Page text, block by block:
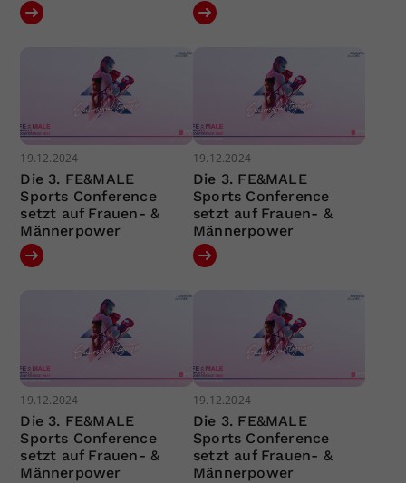
19.12.2024
Die 3. FE&MALE
Sports Conference
setzt auf Frauen- &
Männerpower
19.12.2024
Die 3. FE&MALE
Sports Conference
setzt auf Frauen- &
Männerpower
19.12.2024
Die 3. FE&MALE
Sports Conference
setzt auf Frauen- &
Männerpower
19.12.2024
Die 3. FE&MALE
Sports Conference
setzt auf Frauen- &
Männerpower